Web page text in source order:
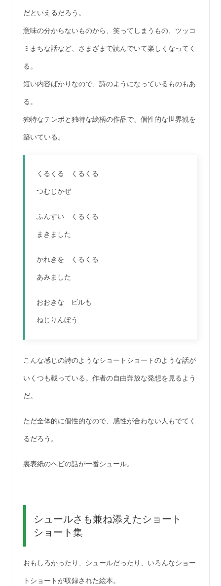
だといえるだろう。
意味の分からないものから、笑ってしまうもの、ツッコ
ミまちな話など、さまざまで読んでいて楽しくなってく
る。
短い内容ばかりなので、詩のようになっているものもあ
る。
独特なテンポと独特な絵柄の作品で、個性的な世界観を
築いている。
くるくる くるくる
つむじかぜ
ふんすい くるくる
まきました
かれきを くるくる
あみました
おおきな ビルも
ねじりんぼう
こんな感じの詩のようなショートショートのような話が
いくつも載っている。作者の自由奔放な発想を見るよう
だ。
ただ全体的に個性的なので、感性が合わない人もでてく
るだろう。
裏表紙のヘビの話が一番シュール。
シュールさも兼ね添えたショート
ショート集
おもしろかったり、シュールだったり、いろんなショー
トショートが収録された絵本。